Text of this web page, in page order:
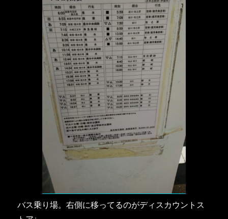
バス乗り場。右側に移ってるのがディスカウントス